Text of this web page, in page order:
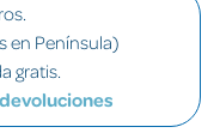
en Península)
gratis.